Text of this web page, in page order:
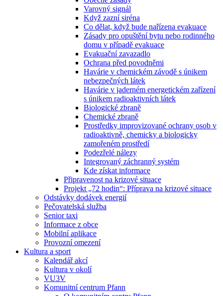
Varovný signál
Když zazní siréna
Co dělat, když bude nařízena evakuace
Zásady pro opuštění bytu nebo rodinného
domu v případě evakuace
Evakuační zavazadlo
Ochrana před povodněmi
Havárie v chemickém závodě s únikem
nebezpečných látek
Havárie v jaderném energetickém zařízení
s únikem radioaktivních látek
Biologické zbraně
Chemické zbraně
Prostředky improvizované ochrany osob v
radioaktivně, chemicky a biologicky
zamořeném prostředí
Podezřelé nálezy
Integrovaný záchranný systém
Kde získat informace
Připravenost na krizové situace
Projekt „72 hodin“: Příprava na krizové situace
Odstávky dodávek energií
Pečovatelská služba
Senior taxi
Informace z obce
Mobilní aplikace
Provozní omezení
Kultura a sport
Kalendář akcí
Kultura v okolí
VU3V
Komunitní centrum Pfann